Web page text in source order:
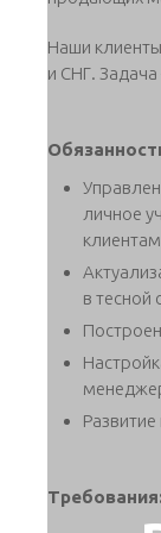
Наши
и СНГ.
личное
в тесной